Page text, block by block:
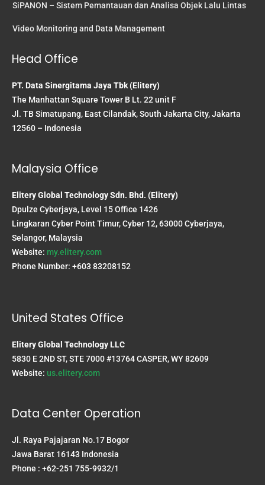
SiPANON – Sistem Pemantauan dan Analisa Objek Lalu Lintas
Video Monitoring and Data Management
Head Office
PT. Data Sinergitama Jaya Tbk (Elitery)
The Manhattan Square Tower B Lt. 22 unit F
Jl. TB Simatupang, East Cilandak, South Jakarta City, Jakarta
12560 – Indonesia
Malaysia Office
Elitery Global Technology Sdn. Bhd. (Elitery)
Dpulze Cyberjaya, Level 15 Office 1426
Lingkaran Cyber Point Timur, Cyber 12, 63000 Cyberjaya,
Selangor, Malaysia
Website: my.elitery.com
Phone Number: +603 83208152
United States Office
Elitery Global Technology LLC
5830 E 2ND ST, STE 7000 #13764 CASPER, WY 82609
Website: us.elitery.com
Data Center Operation
Jl. Raya Pajajaran No.17 Bogor
Jawa Barat 16143 Indonesia
Phone : +62-251 755-9932/1